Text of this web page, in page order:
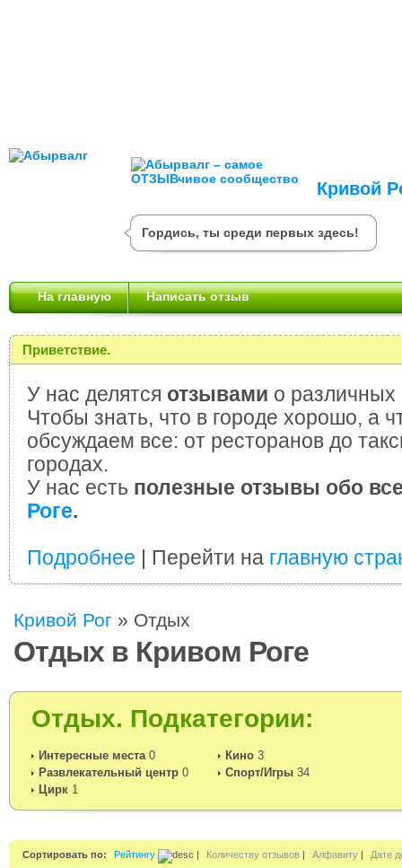
Кривой
Гордись, ты среди первых здесь!
На главную Написать отзыв
Приветствие.
У нас делятся отзывами о различных
Чтобы знать, что в городе хорошо, а
обсуждаем все: от ресторанов до
городах.
У нас есть полезные отзывы обо
Роге.
Подробнее | Перейти на главную
Кривой Рог » Отдых
Отдых в Кривом Роге
Отдых. Подкатегории:
Интересные места 0 Кино 3
Развлекательный центр 0 Спорт/Игры 34
Цирк 1
Сортировать по: Рейтингу | Количеству отзывов | Алфавиту | Дате